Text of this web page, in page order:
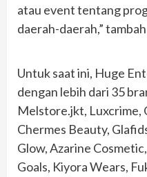
atau event tentang
daerah-daerah,”
Untuk saat ini, Huge
dengan lebih dari 35
Melstore.jkt, Luxcrime,
Chermes Beauty,
Glow, Azarine
Goals, Kiyora Wears,